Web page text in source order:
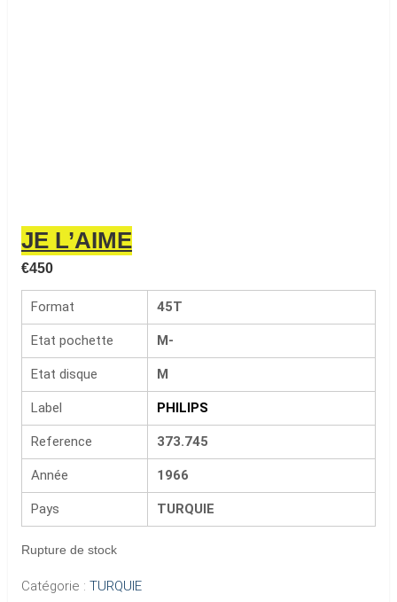
JE L’AIME
€450
Format 45T
Etat pochette M-
Etat disque M
Label PHILIPS
Reference 373.745
Année 1966
Pays TURQUIE
Rupture de stock
Catégorie : TURQUIE